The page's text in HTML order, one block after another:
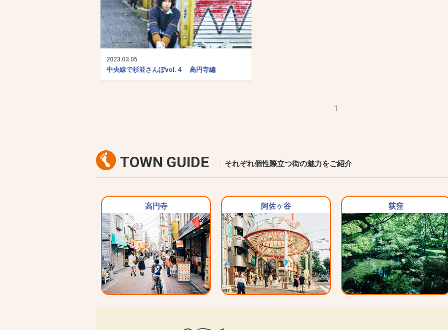
2023.03.05
中央線で杉並さんぽvol.４ 高円寺編
1
TOWN GUIDE それぞれ個性際立つ街の魅力をご紹介
高円寺 阿佐ヶ谷 荻窪